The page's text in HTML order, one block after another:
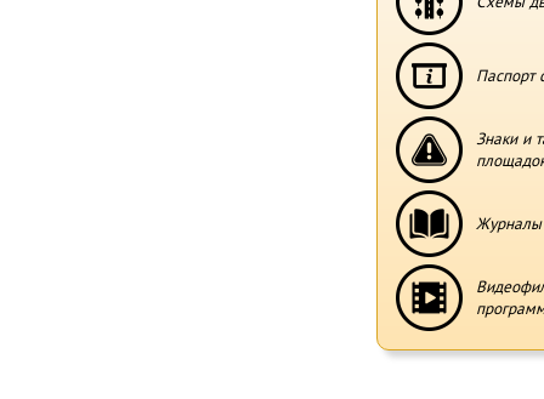
Паспорт
Знаки и
Журналы